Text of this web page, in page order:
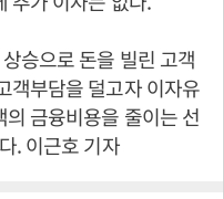
승으로 돈을 빌린 고객
객부담을 덜고자 이자유
금융비용을 줄이는 선
. 이근호 기자